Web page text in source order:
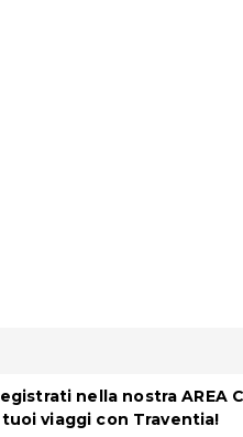
nella nostra AREA
viaggi con Traventia!